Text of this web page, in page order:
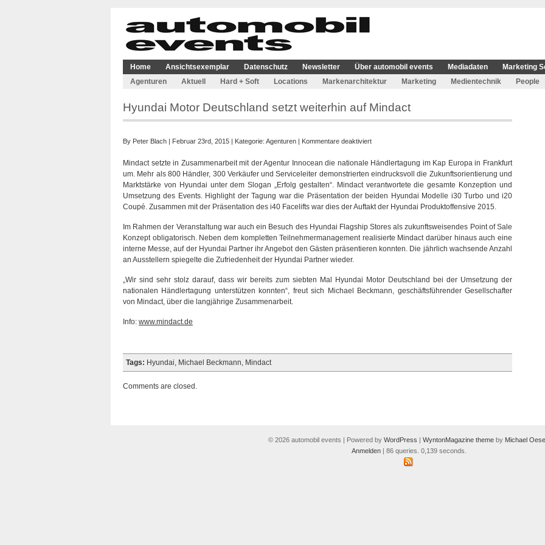
Home Ansichtsexemplar Datenschutz Newsletter Über automobil events Mediadaten
Marketing
Agenturen
Aktuell Hard + Soft Locations Markenarchitektur Marketing Medientechnik People
Hyundai Motor Deutschland setzt weiterhin auf Mindact
By Peter Blach | Februar 23rd, 2015 | Kategorie: Agenturen | Kommentare deaktiviertfür
Motor
Deutschland
setzt
weiterhin
auf
Mindact setzte in Zusammenarbeit mit der Agentur Innocean die nationale Händlertagung im Kap Europa in Frankfurt
um. Mehr als 800 Händler, 300 Verkäufer und Serviceleiter demonstrierten eindrucksvoll die Zukunftsorientierung und
Marktstärke von Hyundai unter dem Slogan „Erfolg gestalten“. Mindact verantwortete die gesamte Konzeption und
Umsetzung des Events. Highlight der Tagung war die Präsentation der beiden Hyundai Modelle i30 Turbo und i20
Coupé. Zusammen mit der Präsentation des i40 Facelifts war dies der Auftakt der Hyundai Produktoffensive 2015.
Im Rahmen der Veranstaltung war auch ein Besuch des Hyundai Flagship Stores als zukunftsweisendes Point of Sale
Konzept obligatorisch. Neben dem kompletten Teilnehmermanagement realisierte Mindact darüber hinaus auch eine
interne Messe, auf der Hyundai Partner ihr Angebot den Gästen präsentieren konnten. Die jährlich wachsende Anzahl
an Ausstellern spiegelte die Zufriedenheit der Hyundai Partner wieder.
„Wir sind sehr stolz darauf, dass wir bereits zum siebten Mal Hyundai Motor Deutschland bei der Umsetzung der
nationalen Händlertagung unterstützen konnten“, freut sich Michael Beckmann, geschäftsführender Gesellschafter
von Mindact, über die langjährige Zusammenarbeit.
Info: www.mindact.de
Tags: Hyundai, Michael Beckmann, Mindact
Comments are closed.
© 2026 automobil events | Powered by WordPress | WyntonMagazine theme by Michael
Anmelden| 86 queries. 0,139 seconds.